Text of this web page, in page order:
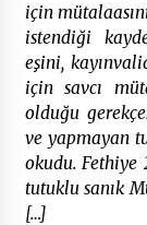
için
istendiği
eşini,
için savcı
olduğu
ve yapmayan
okudu. Fethiye
tutuklu sanık
[…]